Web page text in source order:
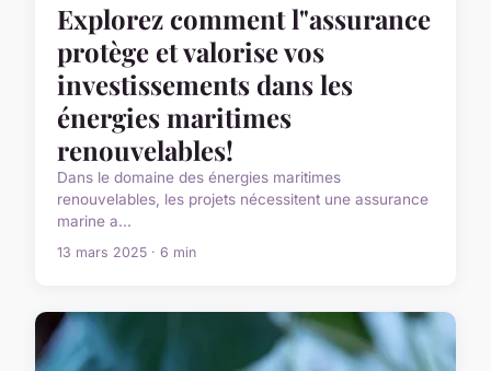
Explorez comment l"assurance
protège et valorise vos
investissements dans les
énergies maritimes
renouvelables!
Dans le domaine des énergies maritimes
renouvelables, les projets nécessitent une assurance
marine a...
13 mars 2025 · 6 min